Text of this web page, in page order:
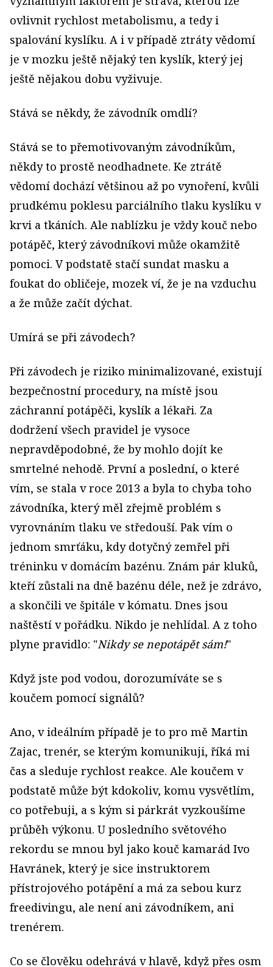
ovlivnit rychlost metabolismu, a tedy i
spalování kyslíku. A i v případě ztráty vědomí
je v mozku ještě nějaký ten kyslík, který jej
ještě nějakou dobu vyživuje.
Stává se někdy, že závodník omdlí?
Stává se to přemotivovaným závodníkům,
někdy to prostě neodhadnete. Ke ztrátě
vědomí dochází většinou až po vynoření, kvůli
prudkému poklesu parciálního tlaku kyslíku v
krvi a tkáních. Ale nablízku je vždy kouč nebo
potápěč, který závodníkovi může okamžitě
pomoci. V podstatě stačí sundat masku a
foukat do obličeje, mozek ví, že je na vzduchu
a že může začít dýchat.
Umírá se při závodech?
Při závodech je riziko minimalizované, existují
bezpečnostní procedury, na místě jsou
záchranní potápěči, kyslík a lékaři. Za
dodržení všech pravidel je vysoce
nepravděpodobné, že by mohlo dojít ke
smrtelné nehodě. První a poslední, o které
vím, se stala v roce 2013 a byla to chyba toho
závodníka, který měl zřejmě problém s
vyrovnáním tlaku ve středouší. Pak vím o
jednom smrťáku, kdy dotyčný zemřel při
tréninku v domácím bazénu. Znám pár kluků,
kteří zůstali na dně bazénu déle, než je zdrávo,
a skončili ve špitále v kómatu. Dnes jsou
naštěstí v pořádku. Nikdo je nehlídal. A z toho
plyne pravidlo: "Nikdy se nepotápět sám!"
Když jste pod vodou, dorozumíváte se s
koučem pomocí signálů?
Ano, v ideálním případě je to pro mě Martin
Zajac, trenér, se kterým komunikuji, říká mi
čas a sleduje rychlost reakce. Ale koučem v
podstatě může být kdokoliv, komu vysvětlím,
co potřebuji, a s kým si párkrát vyzkoušíme
průběh výkonu. U posledního světového
rekordu se mnou byl jako kouč kamarád Ivo
Havránek, který je sice instruktorem
přístrojového potápění a má za sebou kurz
freedivingu, ale není ani závodníkem, ani
trenérem.
Co se člověku odehrává v hlavě, když přes osm